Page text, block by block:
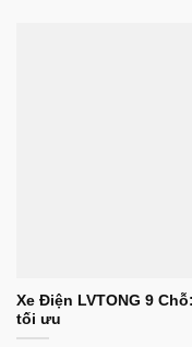
Xe Điện LVTONG 9
tối ưu